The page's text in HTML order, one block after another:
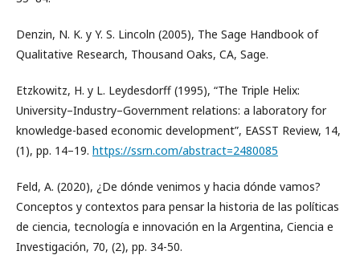
Denzin, N. K. y Y. S. Lincoln (2005), The Sage Handbook of
Qualitative Research, Thousand Oaks, CA, Sage.
Etzkowitz, H. y L. Leydesdorff (1995), “The Triple Helix:
University–Industry–Government relations: a laboratory for
knowledge-based economic development”, EASST Review, 14,
(1), pp. 14–19. https://ssrn.com/abstract=2480085
Feld, A. (2020), ¿De dónde venimos y hacia dónde vamos?
Conceptos y contextos para pensar la historia de las políticas
de ciencia, tecnología e innovación en la Argentina, Ciencia e
Investigación, 70, (2), pp. 34-50.